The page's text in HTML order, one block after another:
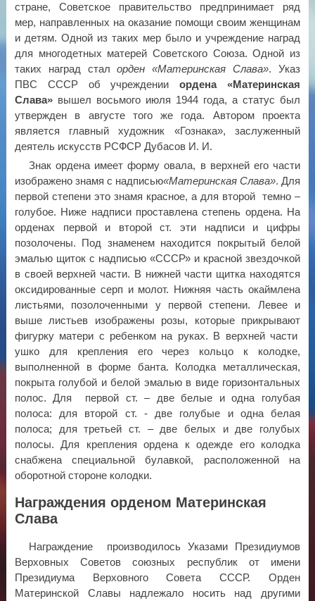
стране, Советское правительство предпринимает ряд
мер, направленных на оказание помощи своим женщинам
и детям. Одной из таких мер было и учреждение наград
для многодетных матерей Советского Союза. Одной из
таких наград сталорден «Материнская Слава». Указ
ПВС СССР об учрежденииордена «Материнская
Слава» вышел восьмого июля 1944 года, а статус был
утвержден в августе того же года. Автором проекта
является главный художник «Гознака», заслуженный
деятель искусств РСФСР Дубасов И. И.
Знак ордена имеет форму овала, в верхней его части
изображено знамя с надписью«Материнская Слава». Для
первой степени это знамя красное, а для второй темно –
голубое. Ниже надписи проставлена степень ордена. На
орденах первой и второй ст. эти надписи и цифры
позолочены. Под знаменем находится покрытый белой
эмалью щиток с надписью «СССР» и красной звездочкой
в своей верхней части. В нижней части щитка находятся
оксидированные серп и молот. Нижняя часть окаймлена
листьями, позолоченными у первой степени. Левее и
выше листьев изображены розы, которые прикрывают
фигурку матери с ребенком на руках. В верхней части
ушко для крепления его через кольцо к колодке,
выполненной в форме банта. Колодка металлическая,
покрыта голубой и белой эмалью в виде горизонтальных
полос. Для первой ст. – две белые и одна голубая
полоса: для второй ст. - две голубые и одна белая
полоса; для третьей ст. – две белых и две голубых
полосы. Для крепления ордена к одежде его колодка
снабжена специальной булавкой, расположенной на
оборотной стороне колодки.
Награждения орденом Материнская
Слава
Награждение производилось Указами Президиумов
Верховных Советов союзных республик от имени
Президиума Верховного Совета СССР. Орден
Материнской Славы надлежало носить над другими